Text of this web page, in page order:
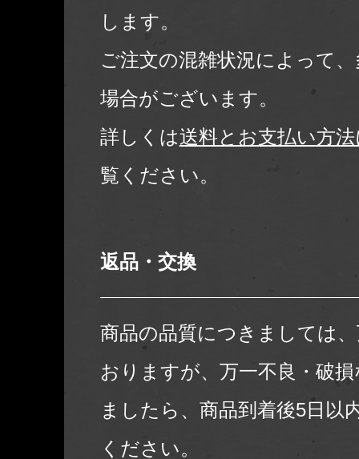
します。
ご注文の混雑状況によって
場合がございます。
詳しくは送料とお支払い方
覧ください。
返品・交換
商品の品質につきましては
おりますが、万一不良・破
ましたら、商品到着後5日以
ください。